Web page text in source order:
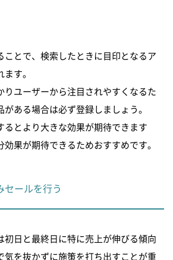
ことで、検索したときに目印となるア
す。
りユーザーから注目されやすくなるた
がある場合は必ず登録しましょう。
るとより大きな効果が期待できます
効果が期待できるためおすすめです。
セールを行う
初日と最終日に特に売上が伸びる傾向
気を抜かずに施策を打ち出すことが重